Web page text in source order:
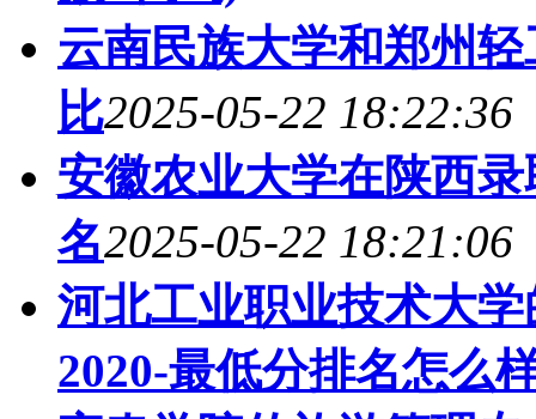
云南民族大学和郑州
比2025-05-22 18:22:36
安徽农业大学在陕西
名2025-05-22 18:21:06
河北工业职业技术大
2020-最低分排名怎么